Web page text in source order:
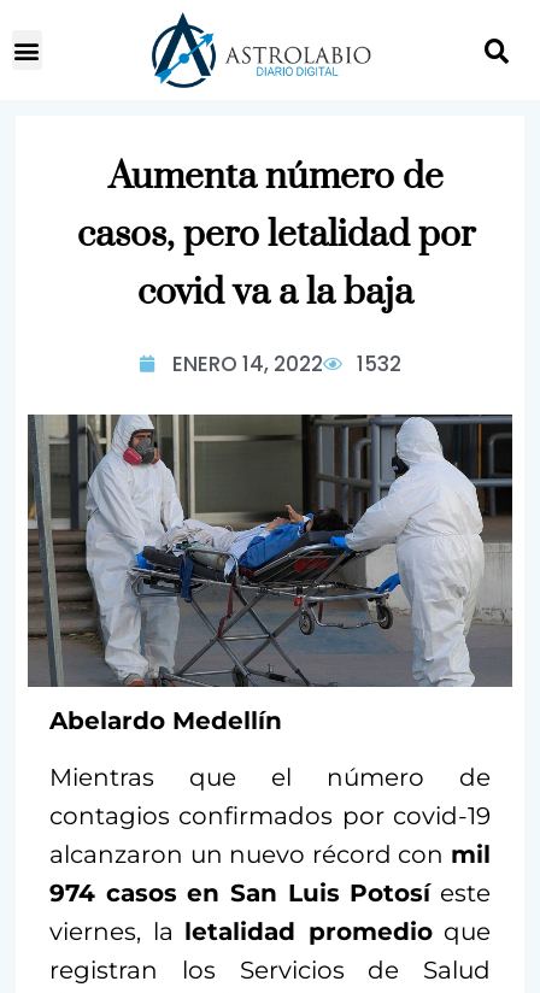
Aumenta número de
casos, pero letalidad por
covid va a la baja
ENERO 14, 2022 1532
Abelardo Medellín
Mientras que el número de
contagios confirmados por covid-19
alcanzaron un nuevo récord con mil
974 casos en San Luis Potosíeste
viernes, la letalidad promedioque
registran los Servicios de Salud